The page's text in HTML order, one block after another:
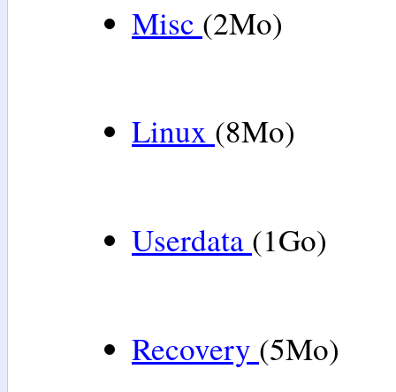
Misc (2Mo)
Linux (8Mo)
Userdata (1Go)
Recovery (5Mo)